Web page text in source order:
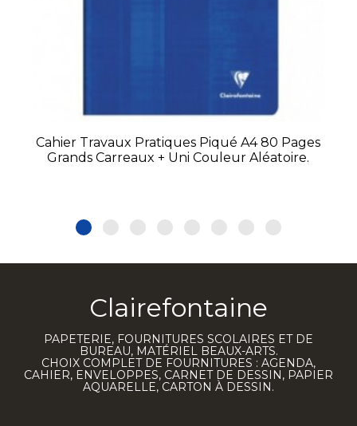
Cahier Travaux Pratiques Piqué A4 80 Pages
Grands Carreaux + Uni Couleur Aléatoire.
Clairefontaine
PAPETERIE, FOURNITURES SCOLAIRES ET DE
BUREAU, MATÉRIEL BEAUX-ARTS.
CHOIX COMPLET DE FOURNITURES : AGENDA,
CAHIER, ENVELOPPES, CARNET DE DESSIN, PAPIER
AQUARELLE, CARTON À DESSIN.